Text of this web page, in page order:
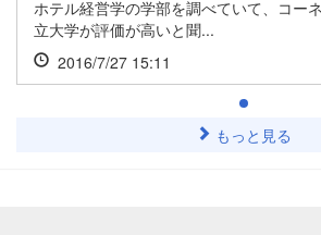
ホテル経営学の学部を調べていて、コー
立大学が評価が高いと聞...
2016/7/27 15:11
もっと見る